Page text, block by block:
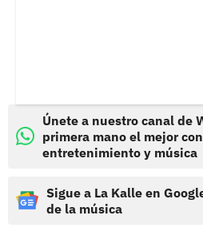
Únete a nuestro canal de
primera mano el mejor
entretenimiento y música
Sigue a La Kalle en
de la música